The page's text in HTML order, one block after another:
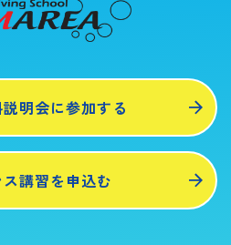
明会に参加する
講習を申込む